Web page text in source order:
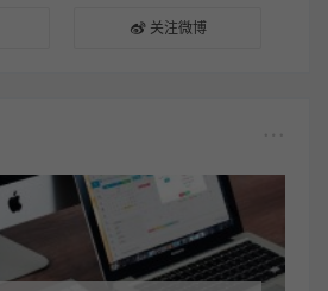
关注微博